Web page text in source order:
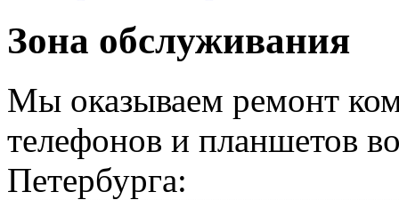
Зона обслуживания
Мы оказываем ремонт
телефонов и планшетов
Петербурга: